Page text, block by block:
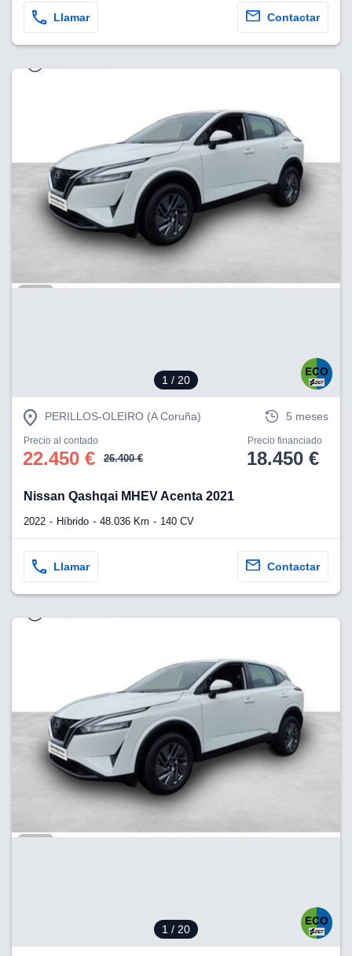
Llamar Contactar
1 / 20
PERILLOS-OLEIRO (A Coruña) 5 meses
Precio al contado
22.450 € 26.400 €
Precio financiado
18.450 €
Nissan Qashqai MHEV Acenta 2021
2022 Híbrido 48.036 Km 140 CV
Llamar Contactar
1 / 20